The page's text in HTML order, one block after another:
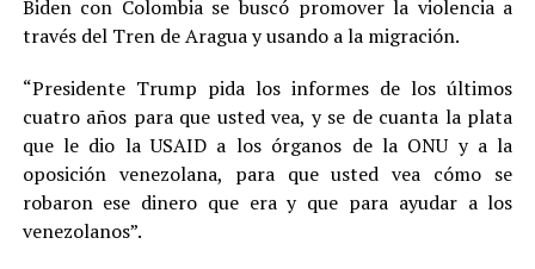
Biden con Colombia se buscó promover la violencia a
través del Tren de Aragua y usando a la migración.
“Presidente Trump pida los informes de los últimos
cuatro años para que usted vea, y se de cuanta la plata
que le dio la USAID a los órganos de la ONU y a la
oposición venezolana, para que usted vea cómo se
robaron ese dinero que era y que para ayudar a los
venezolanos”.